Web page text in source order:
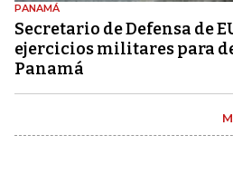
PANAMÁ
Secretario de Defensa de
ejercicios militares para
Panamá